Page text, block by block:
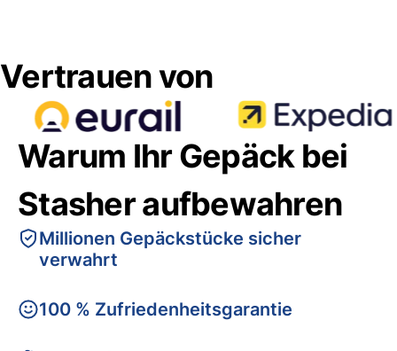
Vertrauen von
Warum Ihr Gepäck bei
Stasher aufbewahren
Millionen Gepäckstücke sicher
verwahrt
100 % Zufriedenheitsgarantie